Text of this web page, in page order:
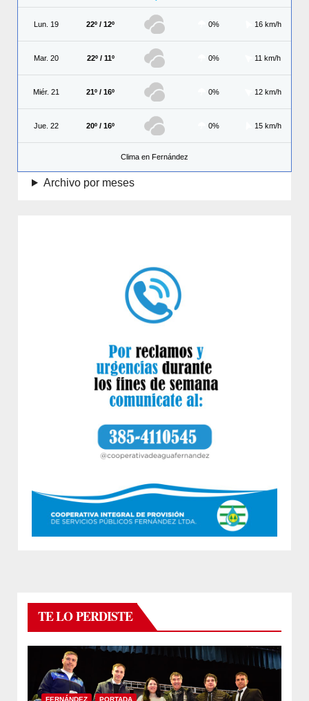
Lun. 19 22º / 12º 0% 16 km/h
Mar. 20 22º / 11º 0% 11 km/h
Miér. 21 21º / 16º 0% 12 km/h
Jue. 22 20º / 16º 0% 15 km/h
Clima en Fernández
Archivo por meses
TE LO PERDISTE
FERNÁNDEZ PORTADA